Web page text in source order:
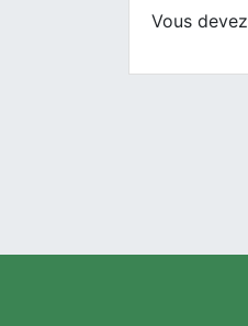
Vous devez